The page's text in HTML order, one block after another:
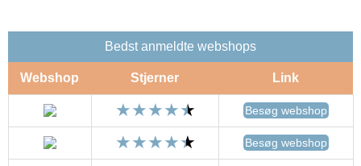
Bedst anmeldte webshops
Webshop Stjerner Link
Besøg webshop
Besøg webshop